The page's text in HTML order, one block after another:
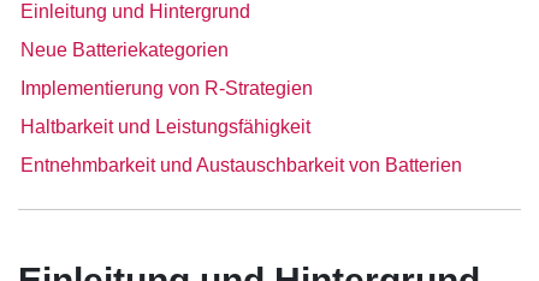
Einleitung und Hintergrund
Neue Batteriekategorien
Implementierung von R-Strategien
Haltbarkeit und Leistungsfähigkeit
Entnehmbarkeit und Austauschbarkeit von Batterien